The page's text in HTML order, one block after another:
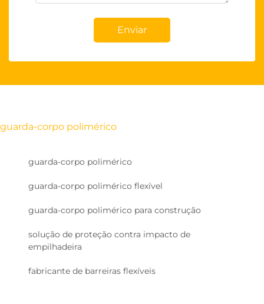
Enviar
guarda-corpo polimérico
guarda-corpo polimérico
guarda-corpo polimérico flexível
guarda-corpo polimérico para construção
solução de proteção contra impacto de
empilhadeira
fabricante de barreiras flexíveis